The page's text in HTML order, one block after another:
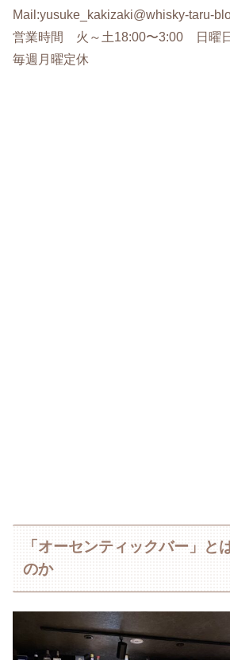
Mail:yusuke_kakizaki@whisky-taru-
営業時間 火～土18:00〜3:00 日曜
毎週月曜定休
「オーセンティックバー」と
のか